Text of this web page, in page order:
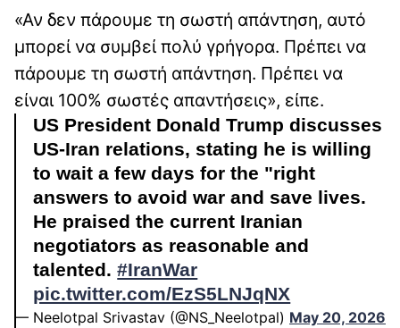
«Αν δεν πάρουμε τη σωστή απάντηση, αυτό
μπορεί να συμβεί πολύ γρήγορα. Πρέπει να
πάρουμε τη σωστή απάντηση. Πρέπει να
είναι 100% σωστές απαντήσεις», είπε.
US President Donald Trump discusses
US-Iran relations, stating he is willing
to wait a few days for the "right
answers to avoid war and save lives.
He praised the current Iranian
negotiators as reasonable and
talented.#IranWar‌
pic.twitter.com/EzS5LNJqNX
— Neelotpal Srivastav (@NS_Neelotpal) May 20, 2026